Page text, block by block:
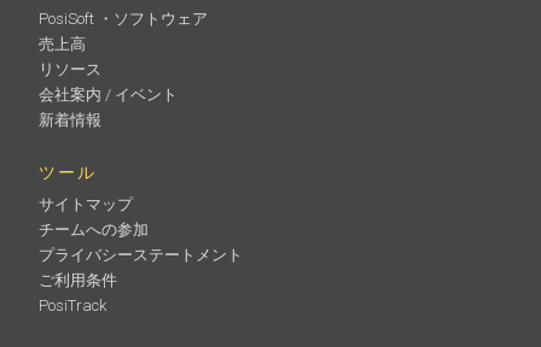
PosiSoft ・ソフトウェア
売上高
リソース
会社案内 / イベント
新着情報
ツール
サイトマップ
チームへの参加
プライバシーステートメント
ご利用条件
PosiTrack